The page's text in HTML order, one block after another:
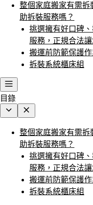
整個家庭搬家有需拆
助拆裝服務嗎？
挑選擁有好口碑
服務，正規合法
搬運前防範保護作
拆裝系統櫃床組
目錄
整個家庭搬家有需拆
助拆裝服務嗎？
挑選擁有好口碑
服務，正規合法
搬運前防範保護作
拆裝系統櫃床組